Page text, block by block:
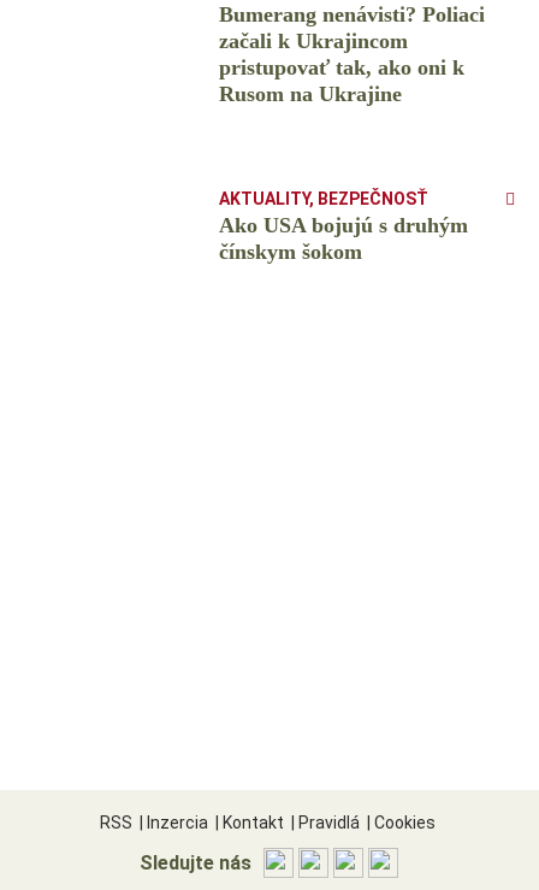
Bumerang nenávisti? Poliaci
začali k Ukrajincom
pristupovať tak, ako oni k
Rusom na Ukrajine
AKTUALITY, BEZPEČNOSŤ
Ako USA bojujú s druhým
čínskym šokom
RSS Inzercia Kontakt Pravidlá Cookies
Sledujte nás